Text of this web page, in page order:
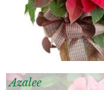
Azalee